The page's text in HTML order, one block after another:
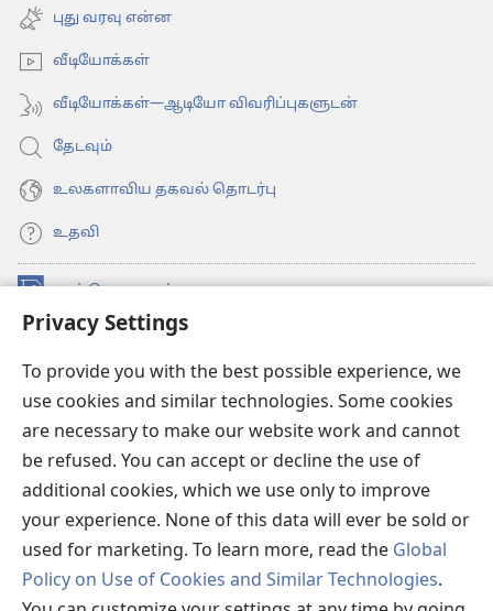
Privacy Settings
To provide you with the best possible experience, we
use cookies and similar technologies. Some cookies
are necessary to make our website work and cannot
be refused. You can accept or decline the use of
additional cookies, which we use only to improve
your experience. None of this data will ever be sold or
used for marketing. To learn more, read the Global
Policy on Use of Cookies and Similar Technologies.
new
window)
புது வரவு என்ன
வீடியோக்கள்
வீடியோக்கள்—ஆடியோ விவரிப்புகளுடன்
தேடவும்
உலகளாவிய தகவல் தொடர்பு
உதவி
நன்கொடைகள்
new
(opens
JW Hub®
window)JW லைப்ரரி
உவாட்ச்டவர் லைப்ரரி